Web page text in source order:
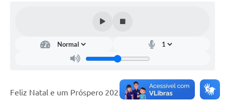
Fiscalização
Relatórios Anuais – Ouvidoria
Feliz Natal e um Próspero 2025!